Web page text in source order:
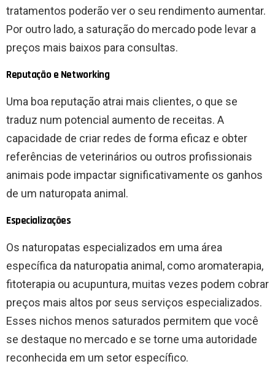
tratamentos poderão ver o seu rendimento aumentar.
Por outro lado, a saturação do mercado pode levar a
preços mais baixos para consultas.
Reputação e Networking
Uma boa reputação atrai mais clientes, o que se
traduz num potencial aumento de receitas. A
capacidade de criar redes de forma eficaz e obter
referências de veterinários ou outros profissionais
animais pode impactar significativamente os ganhos
de um naturopata animal.
Especializações
Os naturopatas especializados em uma área
específica da naturopatia animal, como aromaterapia,
fitoterapia ou acupuntura, muitas vezes podem cobrar
preços mais altos por seus serviços especializados.
Esses nichos menos saturados permitem que você
se destaque no mercado e se torne uma autoridade
reconhecida em um setor específico.